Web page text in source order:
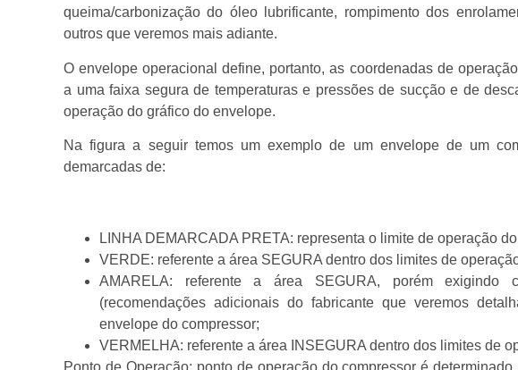
queima/carbonização do óleo lubrificante, rompimento dos
outros que veremos mais adiante.
O envelope operacional define, portanto, as coordenadas de
a uma faixa segura de temperaturas e pressões de sucção e de
operação do gráfico do envelope.
Na figura a seguir temos um exemplo de um envelope de um
demarcadas de:
LINHA DEMARCADA PRETA: representa o limite de operação
VERDE: referente a área SEGURA dentro dos limites de
AMARELA: referente a área SEGURA, porém exigindo
(recomendações adicionais do fabricante que veremos
envelope do compressor;
VERMELHA: referente a área INSEGURA dentro dos limites de